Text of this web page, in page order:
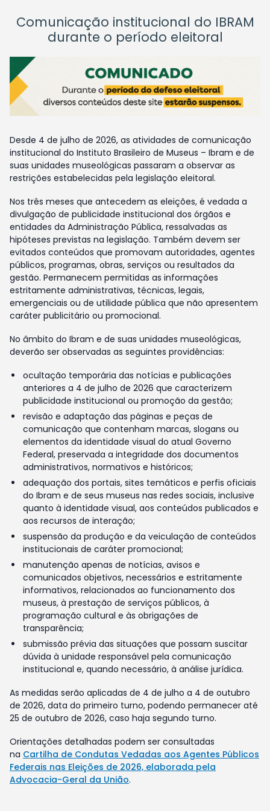
Comunicação institucional do IBRAM
durante o período eleitoral
Desde 4 de julho de 2026, as atividades de comunicação
institucional do Instituto Brasileiro de Museus – Ibram e de
suas unidades museológicas passaram a observar as
restrições estabelecidas pela legislação eleitoral.
Nos três meses que antecedem as eleições, é vedada a
divulgação de publicidade institucional dos órgãos e
entidades da Administração Pública, ressalvadas as
hipóteses previstas na legislação. Também devem ser
evitados conteúdos que promovam autoridades, agentes
públicos, programas, obras, serviços ou resultados da
gestão. Permanecem permitidas as informações
estritamente administrativas, técnicas, legais,
emergenciais ou de utilidade pública que não apresentem
caráter publicitário ou promocional.
No âmbito do Ibram e de suas unidades museológicas,
deverão ser observadas as seguintes providências:
ocultação temporária das notícias e publicações
anteriores a 4 de julho de 2026 que caracterizem
publicidade institucional ou promoção da gestão;
revisão e adaptação das páginas e peças de
comunicação que contenham marcas, slogans ou
elementos da identidade visual do atual Governo
Federal, preservada a integridade dos documentos
administrativos, normativos e históricos;
adequação dos portais, sites temáticos e perfis oficiais
do Ibram e de seus museus nas redes sociais, inclusive
quanto à identidade visual, aos conteúdos publicados e
aos recursos de interação;
suspensão da produção e da veiculação de conteúdos
institucionais de caráter promocional;
manutenção apenas de notícias, avisos e
comunicados objetivos, necessários e estritamente
informativos, relacionados ao funcionamento dos
museus, à prestação de serviços públicos, à
programação cultural e às obrigações de
transparência;
submissão prévia das situações que possam suscitar
dúvida à unidade responsável pela comunicação
institucional e, quando necessário, à análise jurídica.
As medidas serão aplicadas de 4 de julho a 4 de outubro
de 2026, data do primeiro turno, podendo permanecer até
25 de outubro de 2026, caso haja segundo turno.
Orientações detalhadas podem ser consultadas
na Cartilha de Condutas Vedadas aos Agentes Públicos
Federais nas Eleições de 2026, elaborada pela
Advocacia-Geral da União.